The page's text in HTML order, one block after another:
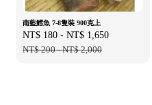
南藍鱈魚 7-8隻裝 900克上
Sale
price
NT$ 180 - NT$ 1,650
NT$ 200-NT$ 2,000